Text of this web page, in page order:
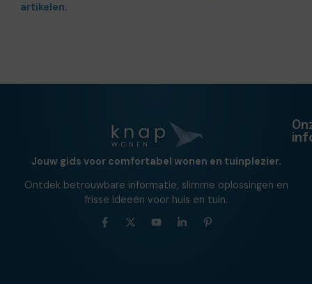
artikelen.
Jouw gids voor comfortabel wonen en tuinplezier.
Ontdek betrouwbare informatie, slimme oplossingen en
frisse ideeën voor huis en tuin.